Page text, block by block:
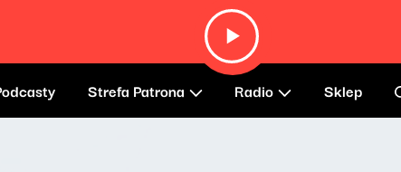
Strefa Patrona Radio Sklep